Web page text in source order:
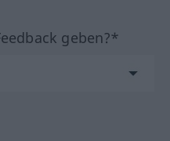
geben?*